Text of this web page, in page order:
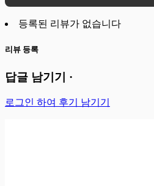
등록된 리뷰가 없습니다
리뷰 등록
답글 남기기 ·
로그인 하여 후기 남기기